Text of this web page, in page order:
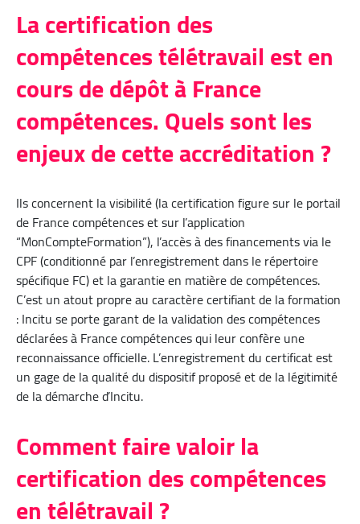
La certification des
compétences télétravail est en
cours de dépôt à France
compétences. Quels sont les
enjeux de cette accréditation ?
Ils concernent la visibilité (la certification figure sur le portail
de France compétences et sur l’application
“MonCompteFormation”), l’accès à des financements via le
CPF (conditionné par l’enregistrement dans le répertoire
spécifique FC) et la garantie en matière de compétences.
C’est un atout propre au caractère certifiant de la formation
: Incitu se porte garant de la validation des compétences
déclarées à France compétences qui leur confère une
reconnaissance officielle. L’enregistrement du certificat est
un gage de la qualité du dispositif proposé et de la légitimité
de la démarche d’Incitu.
Comment faire valoir la
certification des compétences
en télétravail ?